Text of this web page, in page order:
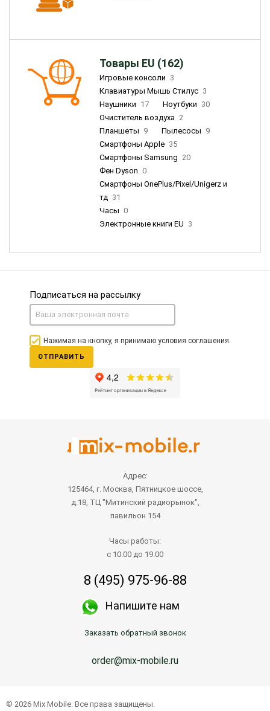
Товары EU (162)
Игровые консоли 3
Клавиатуры Мышь Стилус 3
Наушники 17 Ноутбуки 30
Очиститель воздуха 2
Планшеты 9 Пылесосы 9
Смартфоны Apple 35
Смартфоны Samsung 20
Фен Dyson 0
Смартфоны OnePlus/Pixel/Unigerz и
тд 31
Часы 0
Электронные книги EU 3
Подписаться на рассылку
Нажимая на кнопку, я принимаю условия соглашения.
ОТПРАВИТЬ
Адрес:
125464, г. Москва, Пятницкое шоссе,
д.18, ТЦ "Митинский радиорынок",
павильон 154
Часы работы:
с 10.00 до 19.00
8 (495) 975-96-88
Напишите нам
Заказать обратный звонок
order@mix-mobile.ru
© 2026 Mix Mobile. Все права защищены.